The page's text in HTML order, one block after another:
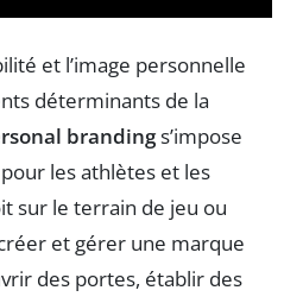
et l’image personnelle
déterminants de la
brandings’impose
les athlètes et les
sur le terrain de jeu ou
et gérer une marque
des portes, établir des